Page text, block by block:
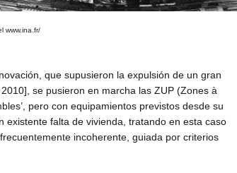
www.ina.fr/
que supusieron la expulsión de un gran
se pusieron en marcha las ZUP (Zones à
pero con equipamientos previstos desde su
existente falta de vivienda, tratando en esta caso
incoherente, guiada por criterios